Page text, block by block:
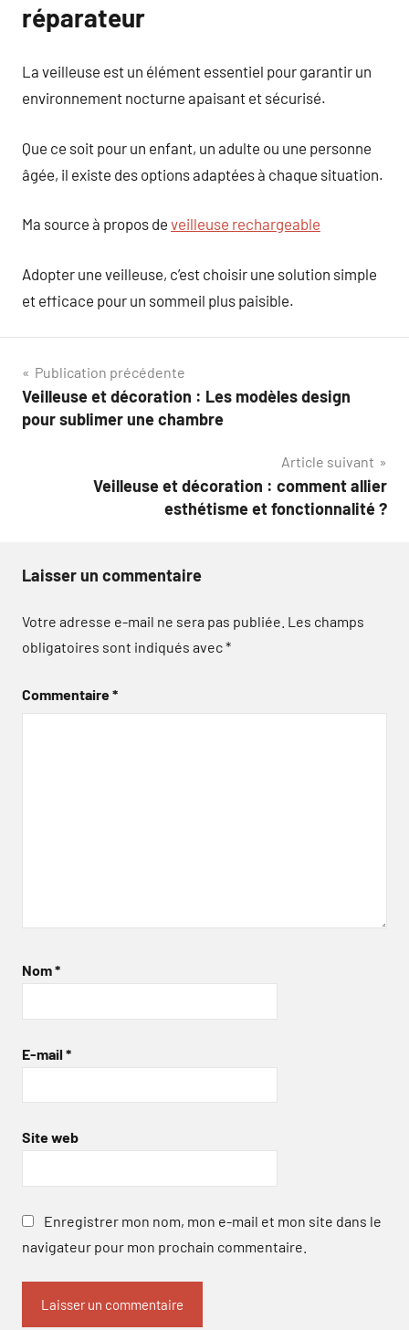
réparateur
La veilleuse est un élément essentiel pour garantir un
environnement nocturne apaisant et sécurisé.
Que ce soit pour un enfant, un adulte ou une personne
âgée, il existe des options adaptées à chaque situation.
Ma source à propos de veilleuse rechargeable
Adopter une veilleuse, c’est choisir une solution simple
et efficace pour un sommeil plus paisible.
Navigation
de
Publication précédente
Veilleuse et décoration : Les modèles design
pour sublimer une chambre
Article suivant
Veilleuse et décoration : comment allier
esthétisme et fonctionnalité ?
Laisser un commentaire
Votre adresse e-mail ne sera pas publiée. Les champs
obligatoires sont indiqués avec*
Commentaire*
Nom*
E-mail *
Site web
Enregistrer mon nom, mon e-mail et mon site dans le
navigateur pour mon prochain commentaire.